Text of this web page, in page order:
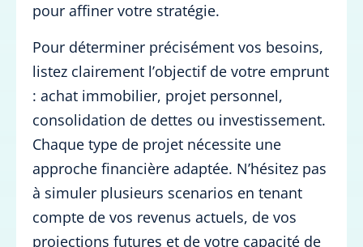
pour affiner votre stratégie.
Pour déterminer précisément vos besoins,
listez clairement l’objectif de votre emprunt
: achat immobilier, projet personnel,
consolidation de dettes ou investissement.
Chaque type de projet nécessite une
approche financière adaptée. N’hésitez pas
à simuler plusieurs scenarios en tenant
compte de vos revenus actuels, de vos
projections futures et de votre capacité de